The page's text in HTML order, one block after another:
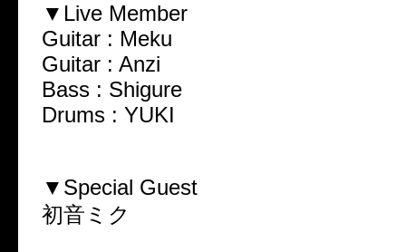
▼Live Member
Guitar : Meku
Guitar : Anzi
Bass : Shigure
Drums : YUKI
▼Special Guest
初音ミク